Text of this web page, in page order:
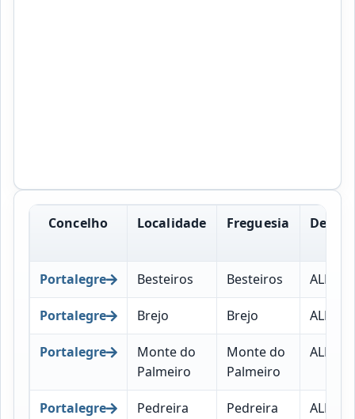
Concelho Localidade Freguesia
Portalegre Besteiros Besteiros
Portalegre Brejo Brejo
Portalegre
Monte do
Palmeiro
Monte do
Palmeiro
Portalegre Pedreira Pedreira